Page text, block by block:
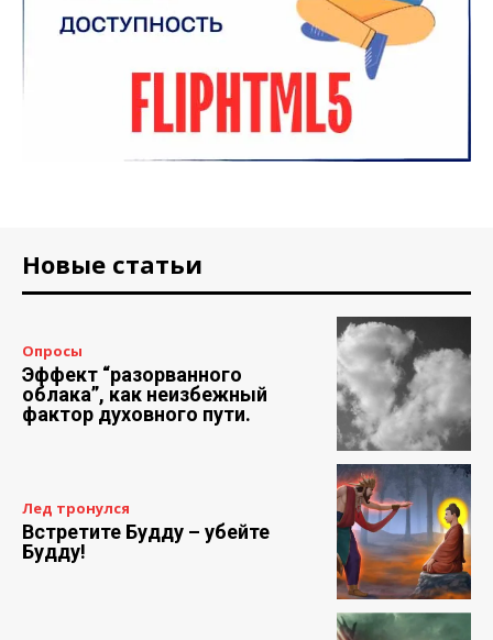
Новые статьи
Опросы
Эффект “разорванного
облака”, как неизбежный
фактор духовного пути.
Лед тронулся
Встретите Будду – убейте
Будду!